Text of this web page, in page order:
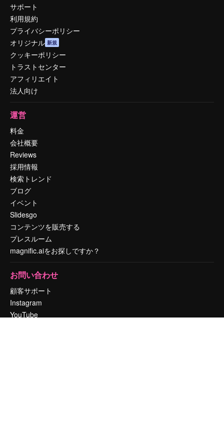
サポート
利用規約
プライバシーポリシー
オリジナル 新規
クッキーポリシー
トラストセンター
アフィリエイト
法人向け
運営
料金
会社概要
Reviews
採用情報
検索トレンド
ブログ
イベント
Slidesgo
コンテンツを販売する
プレスルーム
magnific.aiをお探しですか？
お問い合わせ
顧客サポート
Instagram
YouTube